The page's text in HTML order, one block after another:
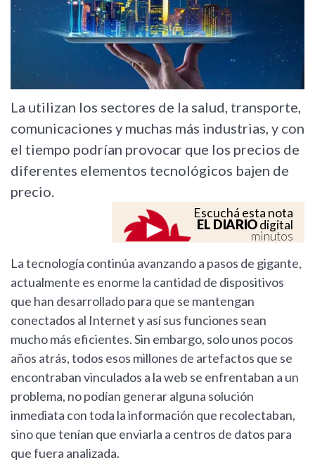
La utilizan los sectores de la salud, transporte,
comunicaciones y muchas más industrias, y con
el tiempo podrían provocar que los precios de
diferentes elementos tecnológicos bajen de
precio.
Escuchá esta nota
EL DIARIOdigital
minutos
La tecnología continúa avanzando a pasos de gigante,
actualmente es enorme la cantidad de dispositivos
que han desarrollado para que se mantengan
conectados al Internet y así sus funciones sean
mucho más eficientes. Sin embargo, solo unos pocos
años atrás, todos esos millones de artefactos que se
encontraban vinculados a la web se enfrentaban a un
problema, no podían generar alguna solución
inmediata con toda la información que recolectaban,
sino que tenían que enviarla a centros de datos para
que fuera analizada.